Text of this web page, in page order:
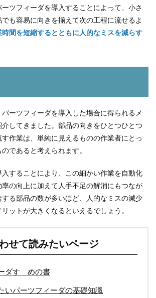
ツフィーダを導入することによって、小さ
も容易に向きを揃えて次の工程に流せるよ
時間を短縮するとともに人的なミスを減らす
ーツフィーダを導入した場合に得られるメ
介してきました。部品の向きをひとつひとつ
作業は、単純に見えるものの作業者にとっ
であると考えられます。
することにより、この細かい作業を自動化
の向上に加えて人手不足の解消にもつなが
する部品の数が多いほど、人的なミスの減少
ットが大きくなるといえるでしょう。
せて読みたいページ
ダすゝめの書
いパーツフィーダの基礎知識